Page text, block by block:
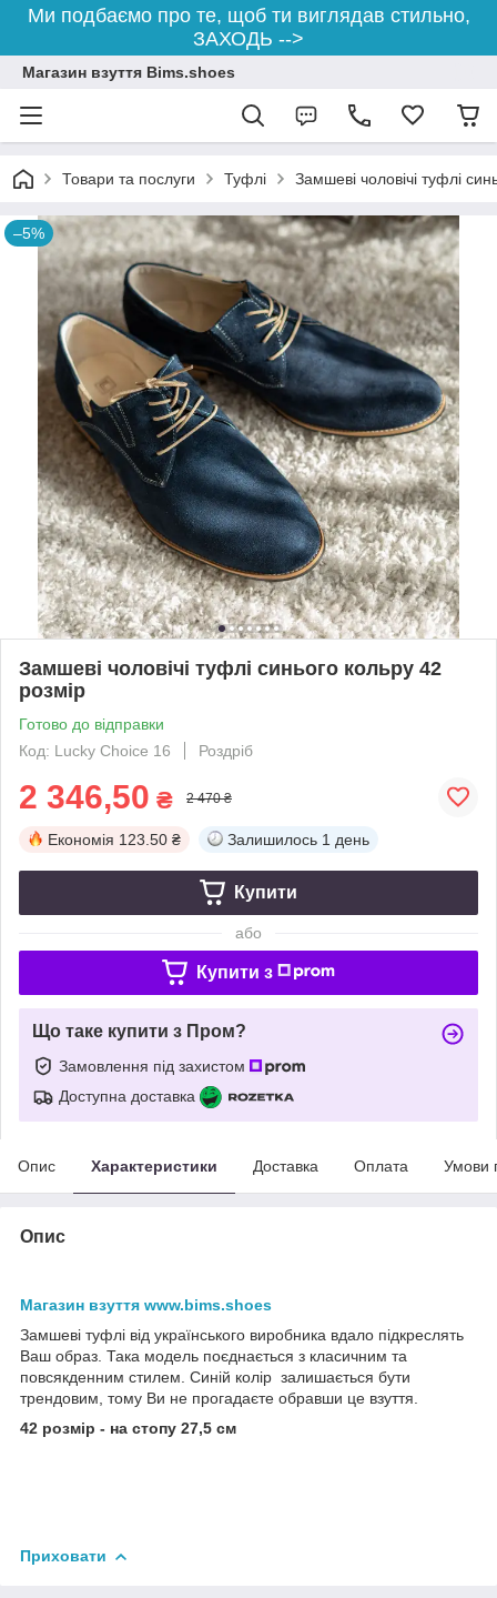
Ми подбаємо про те, щоб ти виглядав стильно,
ЗАХОДЬ -->
Магазин взуття Bims.shoes
Товари та послуги Туфлі Замшеві чоловічі туфлі
–5%
Замшеві чоловічі туфлі синього кольру 42
розмір
Готово до відправки
Код: Lucky Choice 16
Роздріб
2 346,50 ₴ 2 470 ₴
Економія 123.50 ₴ Залишилось 1 день
Купити
або
Купити з
Що таке купити з Пром?
Замовлення під захистом
Доступна доставка
Опис Характеристики Доставка Оплата Умови
Опис
Магазин взуття www.bims.shoes
Замшеві туфлі від українського виробника вдало підкреслять
Ваш образ. Така модель поєднається з класичним та
повсякденним стилем. Синій колір залишається бути
трендовим, тому Ви не прогадаєте обравши це взуття.
42 розмір - на стопу 27,5 см
Приховати